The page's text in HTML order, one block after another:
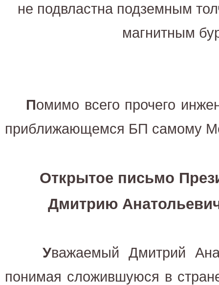
не подвластна подземным
магнитным
Помимо всего прочего
приближающемся БП самому
Открытое письмо
Дмитрию
Уважаемый Дмитрий
понимая сложившуюся в